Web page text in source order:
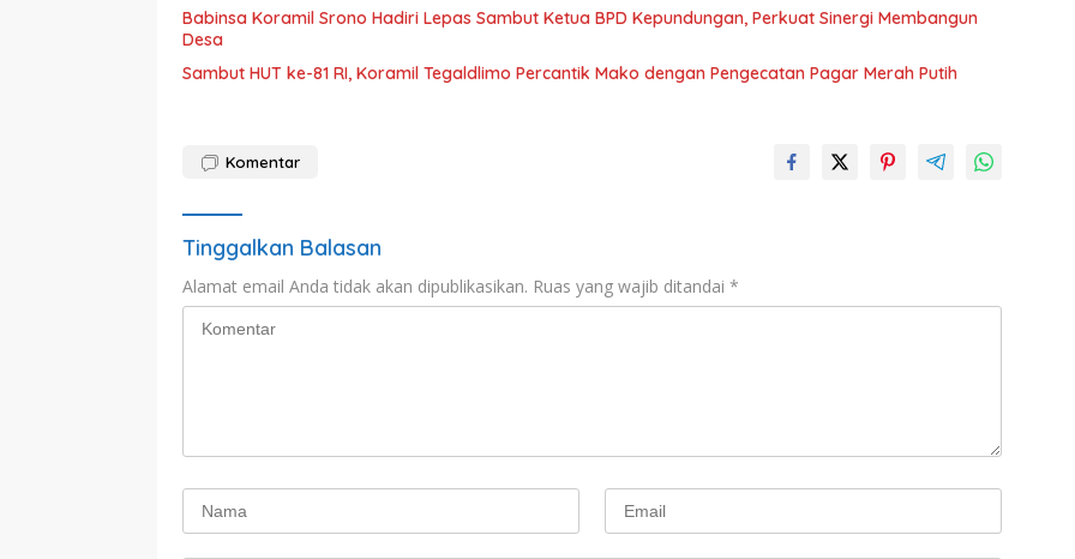
Babinsa Koramil Srono Hadiri Lepas Sambut Ketua BPD Kepundungan, Perkuat Sinergi Membangun
Desa
Sambut HUT ke-81 RI, Koramil Tegaldlimo Percantik Mako dengan Pengecatan Pagar Merah Putih
Komentar
Tinggalkan Balasan
Alamat email Anda tidak akan dipublikasikan. Ruas yang wajib ditandai *